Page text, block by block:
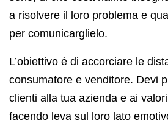
a risolvere il loro problema e
per comunicarglielo.
L’obiettivo è di accorciare le
consumatore e venditore. Devi
clienti alla tua azienda e ai
facendo leva sul loro lato